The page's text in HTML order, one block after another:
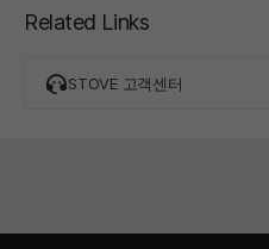
Related Links
STOVE 고객센터